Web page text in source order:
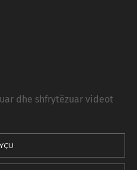
dhe shfrytëzuar videot